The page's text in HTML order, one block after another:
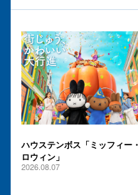
ハウステンボス「ミッフィー
ロウィン」
2026.08.07